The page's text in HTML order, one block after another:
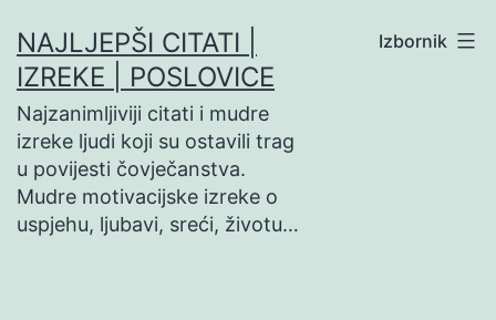
na
sadržaj
NAJLJEPŠI CITATI |
IZREKE | POSLOVICE
Najzanimljiviji citati i mudre
izreke ljudi koji su ostavili trag
u povijesti čovječanstva.
Mudre motivacijske izreke o
uspjehu, ljubavi, sreći, životu…
Izbornik